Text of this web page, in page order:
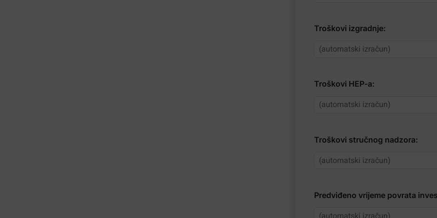
Troškovi izgradnje:
Troškovi HEP-a:
Troškovi stručnog nadzora:
Predviđeno vrijeme povrata